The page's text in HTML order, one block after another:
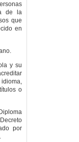
de la
que
en
y su
o
por